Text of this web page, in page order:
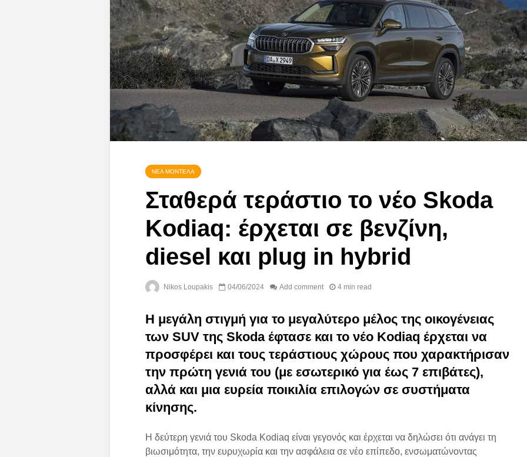
ΝΈΑ ΜΟΝΤΈΛΑ
Σταθερά τεράστιο το νέο Skoda
Kodiaq: έρχεται σε βενζίνη,
diesel και plug in hybrid
Nikos Loupakis 04/06/2024 Add comment 4 min read
Η μεγάλη στιγμή για το μεγαλύτερο μέλος της οικογένειας
των SUV της Skoda έφτασε και το νέο Kodiaq έρχεται να
προσφέρει και τους τεράστιους χώρους που χαρακτήρισαν
την πρώτη γενιά του (με εσωτερικό για έως 7 επιβάτες),
αλλά και μια ευρεία ποικιλία επιλογών σε συστήματα
κίνησης.
Η δεύτερη γενιά του Skoda Kodiaq είναι γεγονός και έρχεται να δηλώσει ότι ανάγει τη
βιωσιμότητα, την ευρυχωρία και την ασφάλεια σε νέο επίπεδο, ενσωματώνοντας
Hyundai Kona Hybrid:
υβριδικό, αυτόματο και
οικονομικό
18/06/2020
29/07/
Νέο Dacia
φορά
βενζίνη/
01/12/